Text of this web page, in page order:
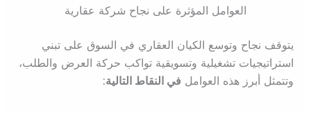
العوامل المؤثرة على نجاح شركة عقارية
يتوقف نجاح وتوسع الكيان العقاري في السوق على تبني
استراتيجيات تشغيلية وتسويقية تواكب حركة العرض والطلب،
وتتمثل أبرز هذه العوامل في النقاط التالية: